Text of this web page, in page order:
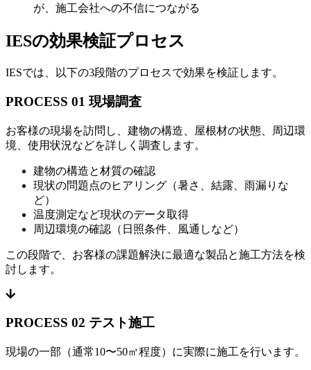
が、施工会社への不信につながる
IESの効果検証プロセス
IESでは、以下の3段階のプロセスで効果を検証します。
PROCESS 01 現場調査
お客様の現場を訪問し、建物の構造、屋根材の状態、周辺環
境、使用状況などを詳しく調査します。
建物の構造と材質の確認
現状の問題点のヒアリング（暑さ、結露、雨漏りな
ど）
温度測定など現状のデータ取得
周辺環境の確認（日照条件、風通しなど）
この段階で、お客様の課題解決に最適な製品と施工方法を検
討します。
PROCESS 02 テスト施工
現場の一部（通常10〜50㎡程度）に実際に施工を行います。